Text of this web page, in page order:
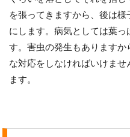
を張ってきますから、後は
にします。病気としては葉
す。害虫の発生もあります
な対応をしなければいけま
ます。